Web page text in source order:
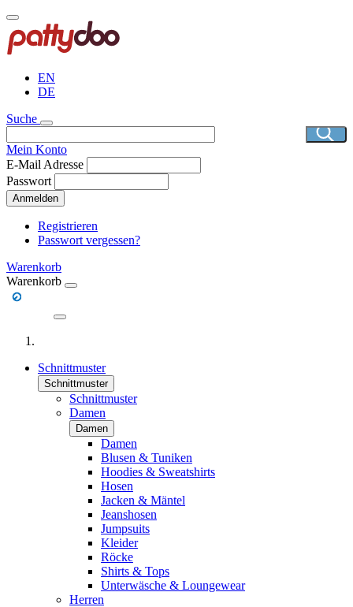
Direkt
zum
Inhalt
EN
DE
Suche
Mein Konto
E-Mail Adresse
Passwort
Anmelden
Registrieren
Passwort vergessen?
Warenkorb
Warenkorb
Schnittmuster
Schnittmuster
Schnittmuster
Damen
Damen
Damen
Blusen & Tuniken
Hoodies & Sweatshirts
Hosen
Jacken & Mäntel
Jeanshosen
Jumpsuits
Kleider
Röcke
Shirts & Tops
Unterwäsche & Loungewear
Herren